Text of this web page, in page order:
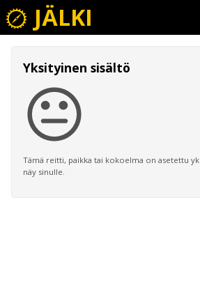
JÄLKI
Yksityinen sisältö
Tämä reitti, paikka tai kokoelma on asetettu
näy sinulle.